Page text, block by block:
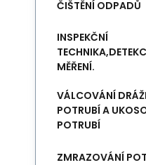
ČIŠTĚNÍ ODPADŮ
INSPEKČNÍ
MĚŘENÍ.
VÁLCOVÁNÍ
POTRUBÍ A
POTRUBÍ
ZMRAZOVÁNÍ